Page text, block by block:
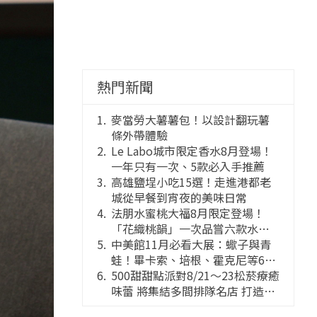
熱門新聞
麥當勞大薯薯包！以設計翻玩薯
條外帶體驗
Le Labo城市限定香水8月登場！
一年只有一次、5款必入手推薦
高雄鹽埕小吃15選！走進港都老
城從早餐到宵夜的美味日常
法朋水蜜桃大福8月限定登場！
「花織桃韻」一次品嘗六款水蜜
桃花果大福
中美館11月必看大展：蠍子與青
蛙！畢卡索、培根、霍克尼等66
件國巨典藏亮相
500甜甜點派對8/21～23松菸療癒
味蕾 將集結多間排隊名店 打造靈